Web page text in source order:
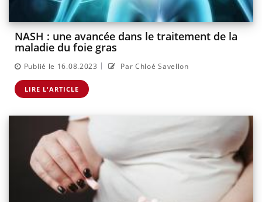
NASH : une avancée dans le traitement de la
maladie du foie gras
Publié le 16.08.2023 | Par Chloé Savellon
LIRE L'ARTICLE